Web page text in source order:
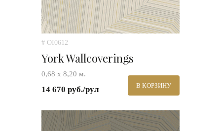
# OI0612
York Wallcoverings
0,68 х 8,20 м.
14 670 руб./рул В КОРЗИНУ